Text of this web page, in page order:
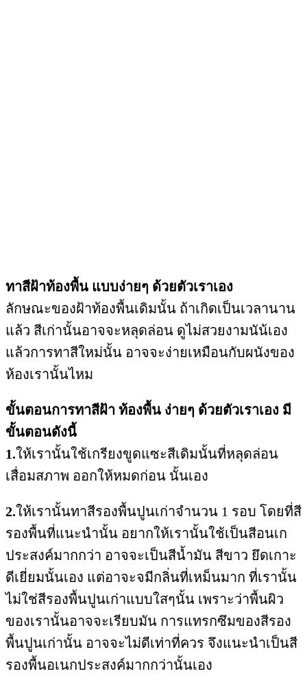
ทาสีฝ้าท้องพื้น แบบง่ายๆ ด้วยตัวเราเอง
ลักษณะของฝ้าท้องพื้นเดิมนั้น ถ้าเกิดเป็นเวลานาน
แล้ว สีเก่านั้นอาจจะหลุดล่อน ดูไม่สวยงามนัน้เอง
แล้วการทาสีใหม่นั้น อาจจะง่ายเหมือนกับผนังของ
ห้องเรานั้นไหม
ขั้นตอนการทาสีฝ้า ท้องพื้น ง่ายๆ ด้วยตัวเราเอง มี
ขั้นตอนดังนี้
1.ให้เรานั้นใช้เกรียงขูดแซะสีเดิมนั้นที่หลุดล่อน
เสื่อมสภาพ ออกให้หมดก่อน นั้นเอง
2.ให้เรานั้นทาสีรองพื้นปูนเก่าจำนวน 1 รอบ โดยที่สี
รองพื้นที่แนะนำนั้น อยากให้เรานั้นใช้เป็นสีอนเก
ประสงค์มากกว่า อาจจะเป็นสีน้ำมัน สีขาว ยึดเกาะ
ดีเยี่ยมนั้นเอง แต่อาจะจมีกลิ่นที่เหม็นมาก ที่เรานั้น
ไม่ใช่สีรองพื้นปูนเก่าแบบใสๆนั้น เพราะว่าพื้นผิว
ของเรานั้นอาจจะเรียบมัน การแทรกซึมของสีรอง
พื้นปูนเก่านั้น อาจจะไม่ดีเท่าที่ควร จึงแนะนำเป็นสี
รองพื้นอเนกประสงค์มากกว่านั้นเอง